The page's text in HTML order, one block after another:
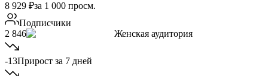
8 929 ₽за 1 000 просм.
Подписчики
2 846
Женская аудитория
-13Прирост за 7 дней